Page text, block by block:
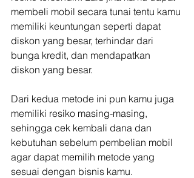
membeli mobil secara tunai tentu kamu
memiliki keuntungan seperti dapat
diskon yang besar, terhindar dari
bunga kredit, dan mendapatkan
diskon yang besar.
Dari kedua metode ini pun kamu juga
memiliki resiko masing-masing,
sehingga cek kembali dana dan
kebutuhan sebelum pembelian mobil
agar dapat memilih metode yang
sesuai dengan bisnis kamu.